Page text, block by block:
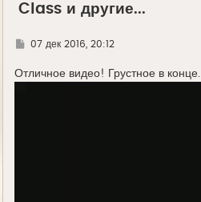
Class и другие...
Г07 дек 2016, 20:12
Отличное видео! Грустное в конце.